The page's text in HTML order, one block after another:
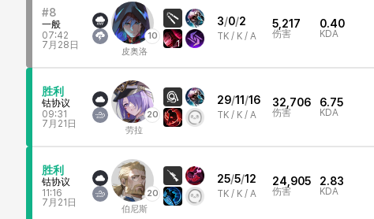
#8
一般
07:42
7月28日
10
皮奥洛
1
3/0/2
TK / K / A
5,217
伤害
0.40
KDA
胜利
钴协议
09:31
7月21日
20
劳拉
29/11 /16
TK / K / A
32,706
伤害
6.75
KDA
胜利
钴协议
11:16
7月21日
20
伯尼斯
25/5/12
TK / K / A
24,905
伤害
2.83
KDA